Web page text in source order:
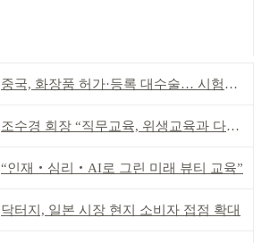
중국, 화장품 허가·등록 대수술… 시험자료 공용 허용
조수경 회장 “직무교육, 위생교육과 다르다”
“인재‧심리‧AI로 그린 미래 뷰티 교육”
닥터지, 일본 시장 현지 소비자 접점 확대